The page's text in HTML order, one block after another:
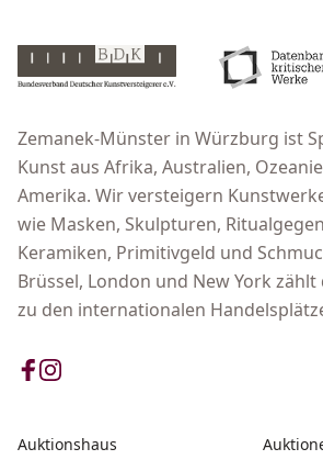
Zemanek-Münster in Würzburg ist
Kunst aus Afrika, Australien,
Amerika. Wir versteigern
wie Masken, Skulpturen,
Keramiken, Primitivgeld und
Brüssel, London und New York
zu den internationalen
Auktionshaus